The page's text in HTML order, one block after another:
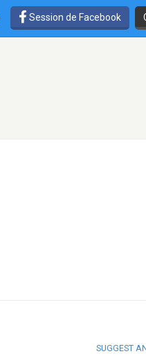
Session de Facebook
SUGGEST